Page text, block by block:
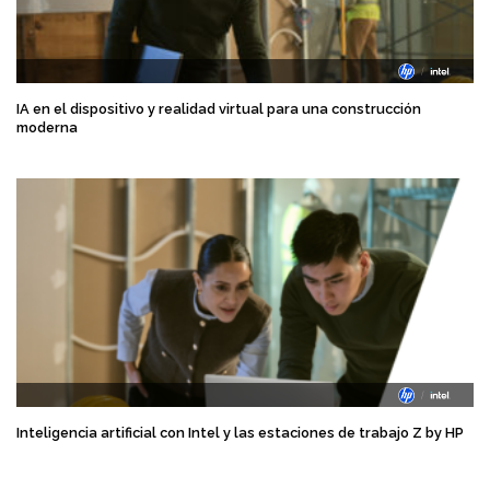
IA en el dispositivo y realidad virtual para una construcción
moderna
Inteligencia artificial con Intel y las estaciones de trabajo Z by HP